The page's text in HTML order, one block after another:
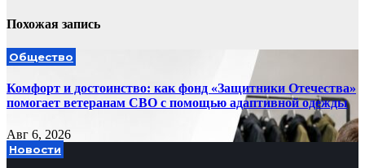
Похожая запись
Общество
Комфорт и достоинство: как фонд «Защитники Отечества»
помогает ветеранам СВО с помощью адаптивной одежды
Авг 6, 2026
Новости